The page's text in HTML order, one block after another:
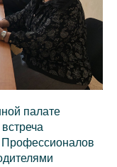
палате
Профессионалов